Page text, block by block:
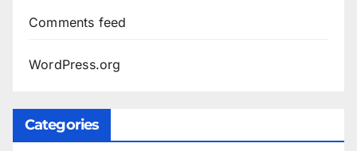
Comments feed
WordPress.org
Categories